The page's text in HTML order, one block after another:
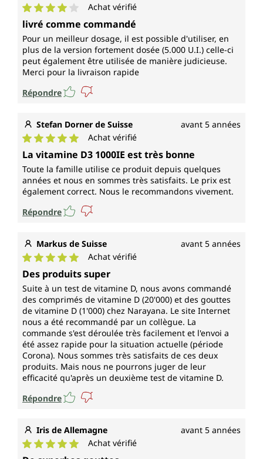
Note moyenne de 4 sur 5 étoiles
Achat vérifié
livré comme commandé
Pour un meilleur dosage, il est possible d'utiliser, en
plus de la version fortement dosée (5.000 U.I.) celle-ci
peut également être utilisée de manière judicieuse.
Merci pour la livraison rapide
Répondre
Stefan Dorner de Suisse avant 5 années
Note moyenne de 5 sur 5 étoiles
Achat vérifié
La vitamine D3 1000IE est très bonne
Toute la famille utilise ce produit depuis quelques
années et nous en sommes très satisfaits. Le prix est
également correct. Nous le recommandons vivement.
Répondre
Markus de Suisse avant 5 années
Note moyenne de 5 sur 5 étoiles
Achat vérifié
Des produits super
Suite à un test de vitamine D, nous avons commandé
des comprimés de vitamine D (20'000) et des gouttes
de vitamine D (1'000) chez Narayana. Le site Internet
nous a été recommandé par un collègue. La
commande s'est déroulée très facilement et l'envoi a
été assez rapide pour la situation actuelle (période
Corona). Nous sommes très satisfaits de ces deux
produits. Mais nous ne pourrons juger de leur
efficacité qu'après un deuxième test de vitamine D.
Répondre
Iris de Allemagne avant 5 années
Note moyenne de 5 sur 5 étoiles
Achat vérifié